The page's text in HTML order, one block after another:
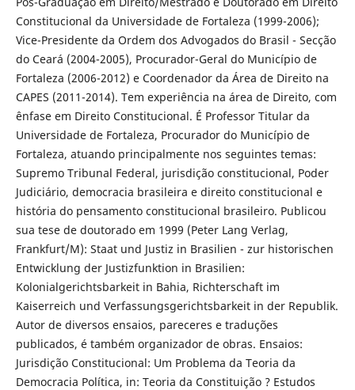
Constitucional da Universidade de Fortaleza (1999-2006);
Vice-Presidente da Ordem dos Advogados do Brasil - Secção
do Ceará (2004-2005), Procurador-Geral do Município de
Fortaleza (2006-2012) e Coordenador da Área de Direito na
CAPES (2011-2014). Tem experiência na área de Direito, com
ênfase em Direito Constitucional. É Professor Titular da
Universidade de Fortaleza, Procurador do Município de
Fortaleza, atuando principalmente nos seguintes temas:
Supremo Tribunal Federal, jurisdição constitucional, Poder
Judiciário, democracia brasileira e direito constitucional e
história do pensamento constitucional brasileiro. Publicou
sua tese de doutorado em 1999 (Peter Lang Verlag,
Frankfurt/M): Staat und Justiz in Brasilien - zur historischen
Entwicklung der Justizfunktion in Brasilien:
Kolonialgerichtsbarkeit in Bahia, Richterschaft im
Kaiserreich und Verfassungsgerichtsbarkeit in der Republik.
Autor de diversos ensaios, pareceres e traduções
publicados, é também organizador de obras. Ensaios:
Jurisdição Constitucional: Um Problema da Teoria da
Democracia Política, in: Teoria da Constituição ? Estudos